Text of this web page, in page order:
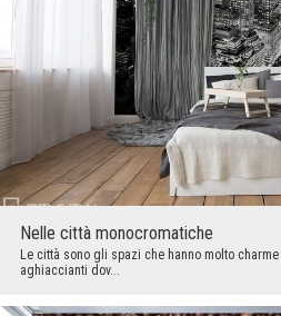
Nelle città monocromatiche
Le città sono gli spazi che hanno molto
aghiaccianti dov...